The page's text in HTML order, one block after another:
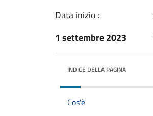
Data inizio :
1 settembre 2023
INDICE DELLA PAGINA
Cos'è